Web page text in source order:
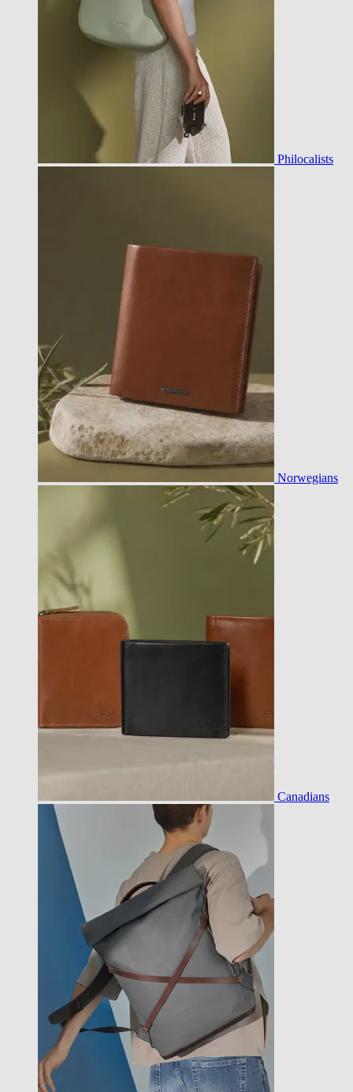
Philocalists
Norwegians
Canadians